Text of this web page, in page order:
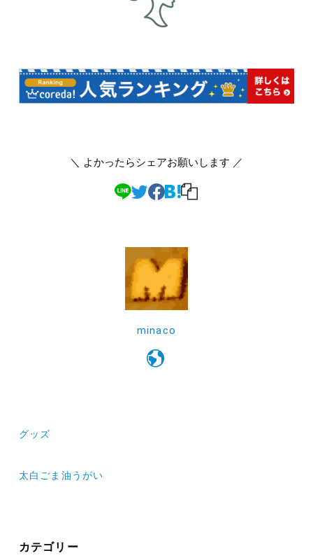
＼ よかったらシェアお願いします ／
minaco
ナ
ー
グッズ
太白ごま油うがい
カテゴリー